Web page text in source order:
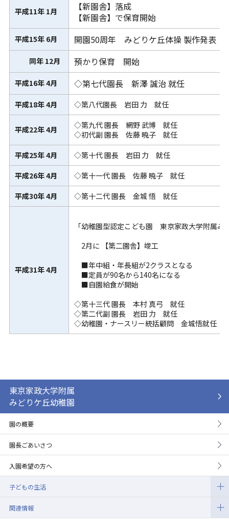
平成11年 1月
【新園舎】落成
【新園舎】で保育開始
平成15年 6月 開園50周年 みどりケ丘体操 製作発表
同年 12月 預かり保育 開始
平成16年 4月 ◇第七代園長 新澤 誠治 就任
平成18年 4月 ◇第八代園長 岩田 力 就任
平成22年 4月
◇第九代 園長 網野 武博 就任
◇初代副 園長 佐藤 暁子 就任
平成25年4月
◇第十代 園長 岩田 力 就任
平成26年 4月
◇第十一代 園長 佐藤 暁子 就任
平成30年4月 ◇第十二代 園長 金城 悟 就任
平成31年 4月
「幼稚園型認定こども園 東京家政大学附属
2月に 【第二園舎】竣工
■年中組・年長組が2クラスとなる
■定員が90名から140名になる
■自園給食が開始
◇第十三代 園長 本村 真弓 就任
◇第二代副 園長 岩田 力 就任
◇幼稚園・ナースリー統括顧問 金城悟就任
東京家政大学附属
みどりケ丘幼稚園
園の概要
園長ごあいさつ
入園希望の方へ
子どもの生活
関連情報